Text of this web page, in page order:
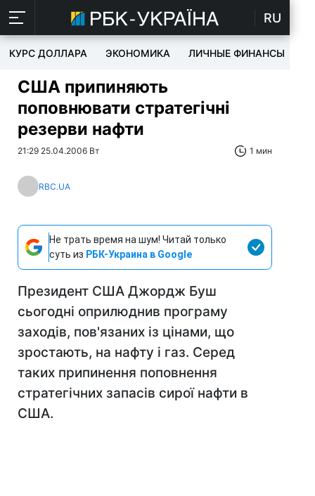
RU
КУРС ДОЛЛАРА ЭКОНОМИКА ЛИЧНЫЕ ФИНАНСЫ
США припиняють
поповнювати стратегічні
резерви нафти
21:29 25.04.2006 Вт 1 мин
RBC.UA
Не трать время на шум! Читай только
суть из РБК-Украина в Google
Президент США Джордж Буш
сьогодні оприлюднив програму
заходів, пов'язаних із цінами, що
зростають, на нафту і газ. Серед
таких припинення поповнення
стратегічних запасів сирої нафти в
США.